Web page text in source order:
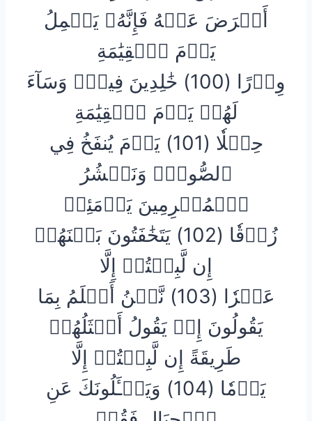
أَعۡرَضَ عَنۡهُ فَإِنَّهُۥ يَحۡمِلُ
يَوۡمَ ٱلۡقِيَٰمَةِ
وِزۡرًا (100) خَٰلِدِينَ فِيهِۖ وَسَآءَ
لَهُمۡ يَوۡمَ ٱلۡقِيَٰمَةِ
حِمۡلٗا (101) يَوۡمَ يُنفَخُ فِي
ٱلصُّورِۚ وَنَحۡشُرُ
ٱلۡمُجۡرِمِينَ يَوۡمَئِذٖ
زُرۡقٗا (102) يَتَخَٰفَتُونَ بَيۡنَهُمۡ
إِن لَّبِثۡتُمۡ إِلَّا
عَشۡرٗا (103) نَّحۡنُ أَعۡلَمُ بِمَا
يَقُولُونَ إِذۡ يَقُولُ أَمۡثَلُهُمۡ
طَرِيقَةً إِن لَّبِثۡتُمۡ إِلَّا
يَوۡمٗا (104) وَيَسۡـَٔلُونَكَ عَنِ